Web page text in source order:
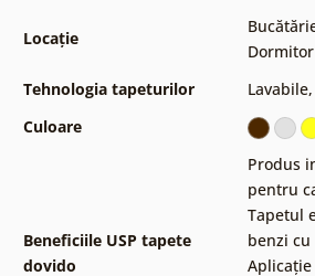
Locație
Dormitor
Tehnologia tapeturilor
Lavabile,
Culoare
Beneficiile USP tapete
dovido
Produs
pentru
Tapetul
benzi